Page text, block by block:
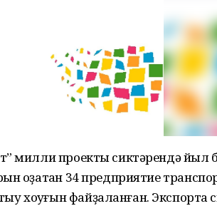
милли проекты сиктәрендә
оҙатҡан 34 предприятие
хоҡуғын файҙаланған. Экспортҡа